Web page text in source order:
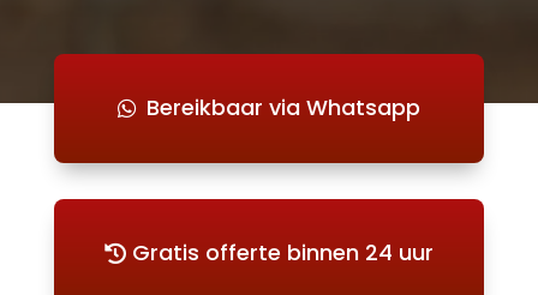
Bereikbaar via Whatsapp
Gratis offerte binnen 24 uur